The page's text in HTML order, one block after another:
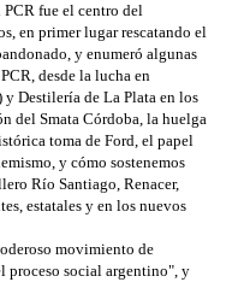
PCR fue el centro del
en primer lugar rescatando el
y enumeró algunas
desde la lucha en
Destilería de La Plata en los
del Smata Córdoba, la huelga
toma de Ford, el papel
y cómo sostenemos
Río Santiago, Renacer,
estatales y en los nuevos
movimiento de
proceso social argentino", y